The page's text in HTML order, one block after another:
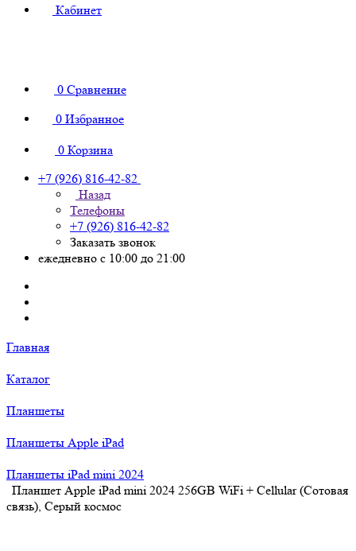
Кабинет
0 Сравнение
0 Избранное
0 Корзина
+7 (926) 816-42-82
Назад
Телефоны
+7 (926) 816-42-82
Заказать звонок
ежедневно с 10:00 до 21:00
Главная
Каталог
Планшеты
Планшеты Apple iPad
Планшеты iPad mini 2024
Планшет Apple iPad mini 2024 256GB WiFi + Cellular (Сотовая
связь), Серый космос